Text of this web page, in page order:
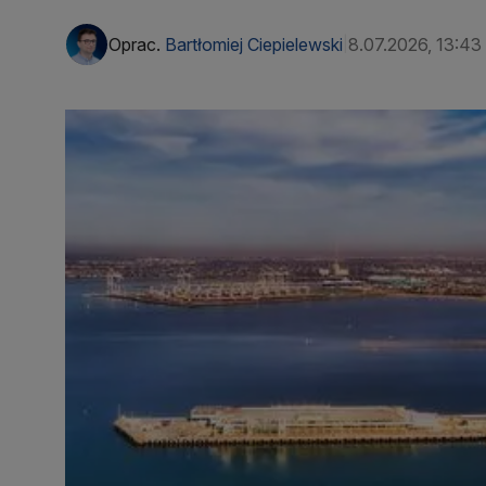
Oprac. Bartłomiej Ciepielewski 8.07.2026, 13:43